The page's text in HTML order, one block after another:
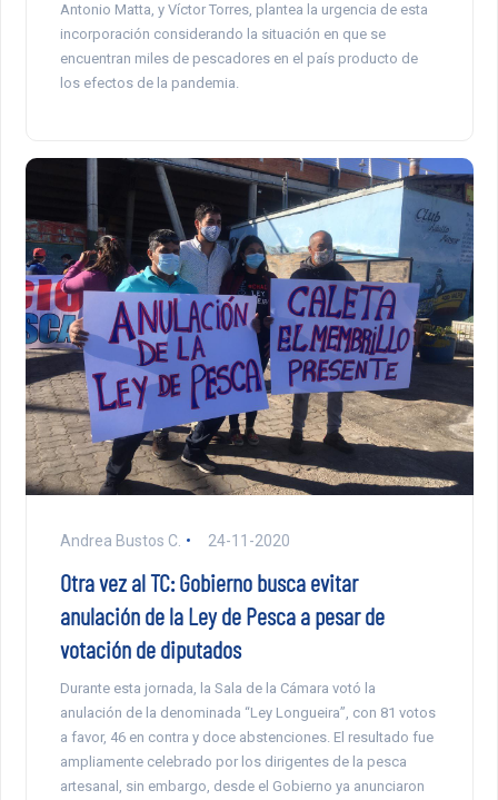
Antonio Matta, y Víctor Torres, plantea la urgencia de esta
incorporación considerando la situación en que se
encuentran miles de pescadores en el país producto de
los efectos de la pandemia.
Andrea Bustos C. 24-11-2020
Otra vez al TC: Gobierno busca evitar
anulación de la Ley de Pesca a pesar de
votación de diputados
Durante esta jornada, la Sala de la Cámara votó la
anulación de la denominada “Ley Longueira”, con 81 votos
a favor, 46 en contra y doce abstenciones. El resultado fue
ampliamente celebrado por los dirigentes de la pesca
artesanal, sin embargo, desde el Gobierno ya anunciaron